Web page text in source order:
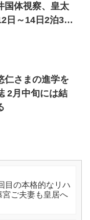
国体視察、皇太
日～14日2泊3日
仁さまの進学を
2月中旬には結
目の本格的なリハ
宮ご夫妻も皇居へ